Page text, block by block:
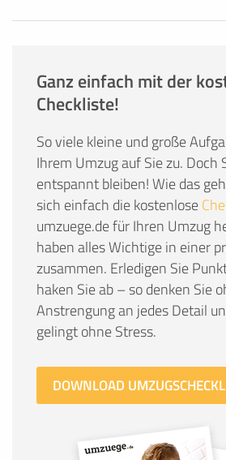
Ganz einfach mit der
Checkliste!
So viele kleine und große
Ihrem Umzug auf Sie zu. Doch
entspannt bleiben! Wie das
sich einfach die kostenlose
umzuege.de für Ihren Umzug
haben alles Wichtige in einer
zusammen. Erledigen Sie
haken Sie ab – so denken Sie
Anstrengung an jedes Detail
gelingt ohne Stress.
DOWNLOAD